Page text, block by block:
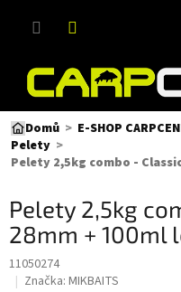
Domů E-SHOP
Pelety
Pelety 2,5kg
28mm + 100ml
11050274
Značka: MIKBAITS